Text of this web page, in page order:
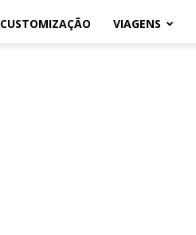
CUSTOMIZAÇÃO VIAGENS